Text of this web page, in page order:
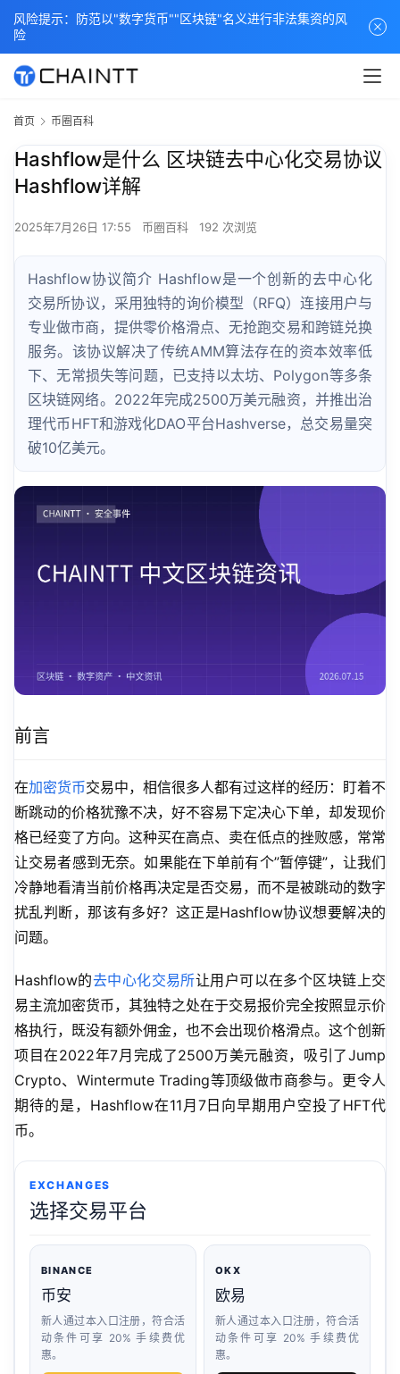
首页 币圈百科
Hashflow是什么 区块链去中心化交易协议
Hashflow详解
2025年7月26日 17:55 币圈百科 192 次浏览
Hashflow协议简介 Hashflow是一个创新的去中心化
交易所协议，采用独特的询价模型（RFQ）连接用户与
专业做市商，提供零价格滑点、无抢跑交易和跨链兑换
服务。该协议解决了传统AMM算法存在的资本效率低
下、无常损失等问题，已支持以太坊、Polygon等多条
区块链网络。2022年完成2500万美元融资，并推出治
理代币HFT和游戏化DAO平台Hashverse，总交易量突
破10亿美元。
前言
在加密货币交易中，相信很多人都有过这样的经历：盯着不
断跳动的价格犹豫不决，好不容易下定决心下单，却发现价
格已经变了方向。这种买在高点、卖在低点的挫败感，常常
让交易者感到无奈。如果能在下单前有个”暂停键”，让我们
冷静地看清当前价格再决定是否交易，而不是被跳动的数字
扰乱判断，那该有多好？这正是Hashflow协议想要解决的
问题。
Hashflow的去中心化交易所让用户可以在多个区块链上交
易主流加密货币，其独特之处在于交易报价完全按照显示价
格执行，既没有额外佣金，也不会出现价格滑点。这个创新
项目在2022年7月完成了2500万美元融资，吸引了Jump
Crypto、Wintermute Trading等顶级做市商参与。更令人
期待的是，Hashflow在11月7日向早期用户空投了HFT代
币。
EXCHANGES
选择交易平台
BINANCE
币安
新人通过本入口注册，符合活
动条件可享 20% 手续费优
惠。
OKX
欧易
新人通过本入口注册，符合活
动条件可享 20% 手续费优
惠。
风险提示：防范以"数字货币""区块链"名义进行非法集资的风
险